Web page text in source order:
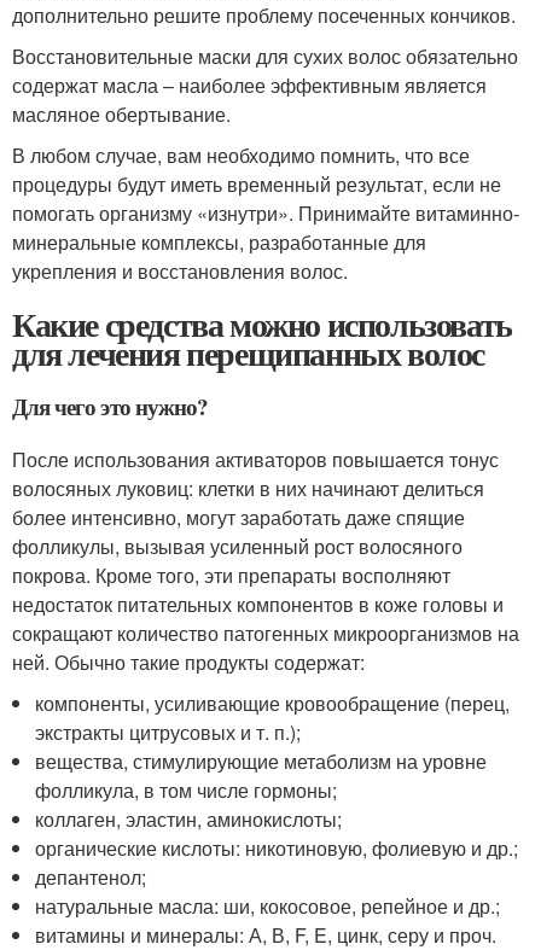
дополнительно решите проблему посеченных кончиков.
Восстановительные маски для сухих волос обязательно
содержат масла – наиболее эффективным является
масляное обертывание.
В любом случае, вам необходимо помнить, что все
процедуры будут иметь временный результат, если не
помогать организму «изнутри». Принимайте витаминно-
минеральные комплексы, разработанные для
укрепления и восстановления волос.
Какие средства можно использовать
для лечения перещипанных волос
Для чего это нужно?
После использования активаторов повышается тонус
волосяных луковиц: клетки в них начинают делиться
более интенсивно, могут заработать даже спящие
фолликулы, вызывая усиленный рост волосяного
покрова. Кроме того, эти препараты восполняют
недостаток питательных компонентов в коже головы и
сокращают количество патогенных микроорганизмов на
ней. Обычно такие продукты содержат:
компоненты, усиливающие кровообращение (перец,
экстракты цитрусовых и т. п.);
вещества, стимулирующие метаболизм на уровне
фолликула, в том числе гормоны;
коллаген, эластин, аминокислоты;
органические кислоты: никотиновую, фолиевую и др.;
депантенол;
натуральные масла: ши, кокосовое, репейное и др.;
витамины и минералы: А, В, F, E, цинк, серу и проч.